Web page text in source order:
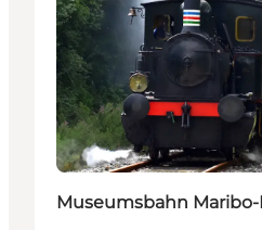
Museumsbahn